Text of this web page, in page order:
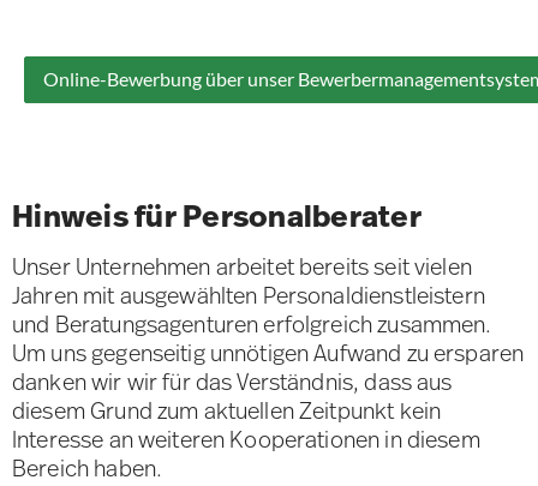
Online-Bewerbung über unser
Hinweis für Personalberater
Unser Unternehmen arbeitet bereits seit vielen
Jahren mit ausgewählten Personaldienstleistern
und Beratungsagenturen erfolgreich zusammen.
Um uns gegenseitig unnötigen Aufwand zu ersparen
danken wir wir für das Verständnis, dass aus
diesem Grund zum aktuellen Zeitpunkt kein
Interesse an weiteren Kooperationen in diesem
Bereich haben.